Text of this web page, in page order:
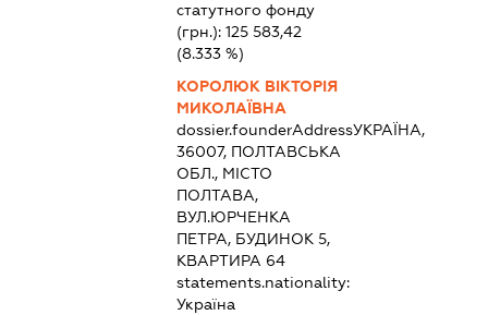
статутного фонду
(грн.):125 583,42
(8.333 %)
КОРОЛЮК ВІКТОРІЯ
МИКОЛАЇВНА
dossier.founderAddressУКРАЇНА,
36007, ПОЛТАВСЬКА
ОБЛ., МІСТО
ПОЛТАВА,
ВУЛ.ЮРЧЕНКА
ПЕТРА, БУДИНОК 5,
КВАРТИРА 64
statements.nationality:
Україна